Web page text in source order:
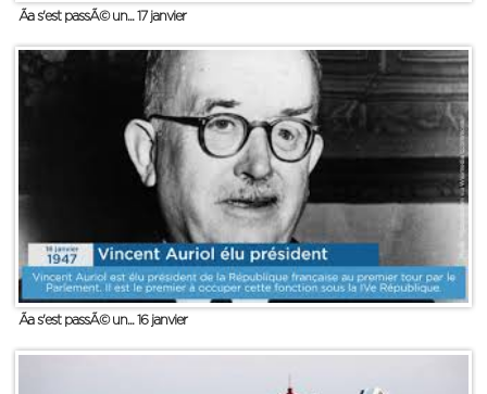
Ãa s'est passÃ© un... 17 janvier
Ãa s'est passÃ© un... 16 janvier